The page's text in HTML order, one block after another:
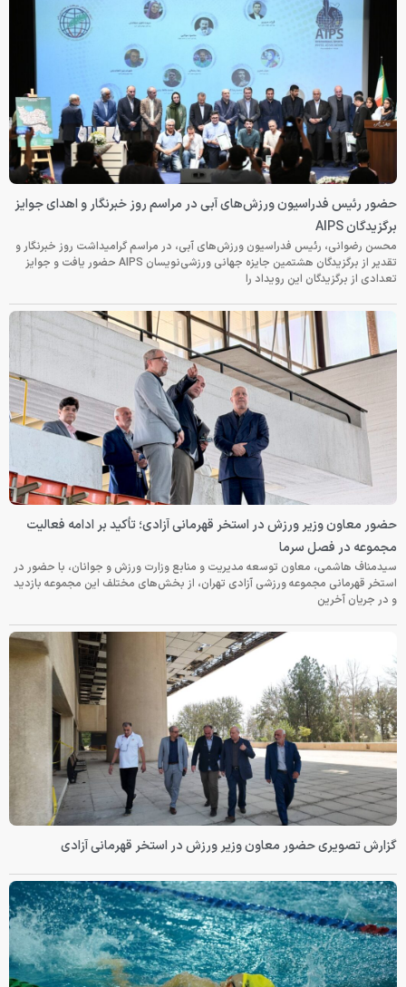
حضور رئیس فدراسیون ورزش‌های آبی در مراسم روز خبرنگار و اهدای جوایز
برگزیدگان AIPS
محسن رضوانی، رئیس فدراسیون ورزش‌های آبی، در مراسم گرامیداشت روز خبرنگار و
تقدیر از برگزیدگان هشتمین جایزه جهانی ورزشی‌نویسان AIPS حضور یافت و جوایز
تعدادی از برگزیدگان این رویداد را
حضور معاون وزیر ورزش در استخر قهرمانی آزادی؛ تأکید بر ادامه فعالیت
مجموعه در فصل سرما
سیدمناف هاشمی، معاون توسعه مدیریت و منابع وزارت ورزش و جوانان، با حضور در
استخر قهرمانی مجموعه ورزشی آزادی تهران، از بخش‌های مختلف این مجموعه بازدید
و در جریان آخرین
گزارش تصویری حضور معاون وزیر ورزش در استخر قهرمانی آزادی